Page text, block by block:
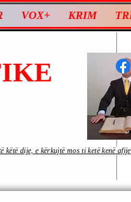
VOX+ KRIM
këtë dije, e kërkujtë mos ti ketë kenë afije